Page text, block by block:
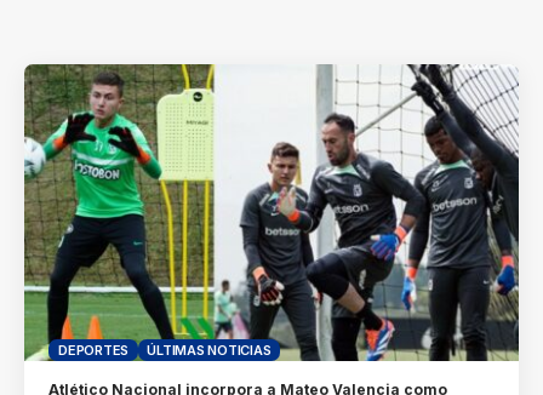
DEPORTES ÚLTIMAS NOTICIAS
Atlético Nacional incorpora a Mateo Valencia como